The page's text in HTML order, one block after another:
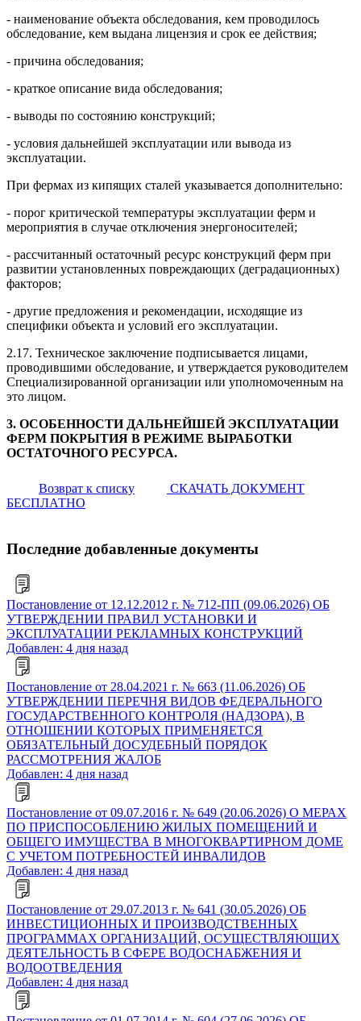
- наименование объекта обследования, кем проводилось
обследование, кем выдана лицензия и срок ее действия;
- причина обследования;
- краткое описание вида обследования;
- выводы по состоянию конструкций;
- условия дальнейшей эксплуатации или вывода из
эксплуатации.
При фермах из кипящих сталей указывается дополнительно:
- порог критической температуры эксплуатации ферм и
мероприятия в случае отключения энергоносителей;
- рассчитанный остаточный ресурс конструкций ферм при
развитии установленных повреждающих (деградационных)
факторов;
- другие предложения и рекомендации, исходящие из
специфики объекта и условий его эксплуатации.
2.17. Техническое заключение подписывается лицами,
проводившими обследование, и утверждается руководителем
Специализированной организации или уполномоченным на
это лицом.
3. ОСОБЕННОСТИ ДАЛЬНЕЙШЕЙ ЭКСПЛУАТАЦИИ
ФЕРМ ПОКРЫТИЯ В РЕЖИМЕ ВЫРАБОТКИ
ОСТАТОЧНОГО РЕСУРСА.
Возврат к списку
СКАЧАТЬ ДОКУМЕНТ
БЕСПЛАТНО
Последние добавленные документы
Постановление от 12.12.2012 г. № 712-ПП (09.06.2026) ОБ
УТВЕРЖДЕНИИ ПРАВИЛ УСТАНОВКИ И
ЭКСПЛУАТАЦИИ РЕКЛАМНЫХ КОНСТРУКЦИЙ
Добавлен: 4 дня назад
Постановление от 28.04.2021 г. № 663 (11.06.2026) ОБ
УТВЕРЖДЕНИИ ПЕРЕЧНЯ ВИДОВ ФЕДЕРАЛЬНОГО
ГОСУДАРСТВЕННОГО КОНТРОЛЯ (НАДЗОРА), В
ОТНОШЕНИИ КОТОРЫХ ПРИМЕНЯЕТСЯ
ОБЯЗАТЕЛЬНЫЙ ДОСУДЕБНЫЙ ПОРЯДОК
РАССМОТРЕНИЯ ЖАЛОБ
Добавлен: 4 дня назад
Постановление от 09.07.2016 г. № 649 (20.06.2026) О МЕРАХ
ПО ПРИСПОСОБЛЕНИЮ ЖИЛЫХ ПОМЕЩЕНИЙ И
ОБЩЕГО ИМУЩЕСТВА В МНОГОКВАРТИРНОМ ДОМЕ
С УЧЕТОМ ПОТРЕБНОСТЕЙ ИНВАЛИДОВ
Добавлен: 4 дня назад
Постановление от 29.07.2013 г. № 641 (30.05.2026) ОБ
ИНВЕСТИЦИОННЫХ И ПРОИЗВОДСТВЕННЫХ
ПРОГРАММАХ ОРГАНИЗАЦИЙ, ОСУЩЕСТВЛЯЮЩИХ
ДЕЯТЕЛЬНОСТЬ В СФЕРЕ ВОДОСНАБЖЕНИЯ И
ВОДООТВЕДЕНИЯ
Добавлен: 4 дня назад